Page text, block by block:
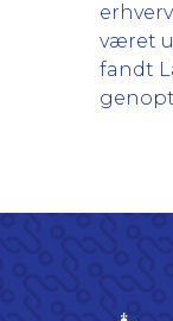
været
fandt